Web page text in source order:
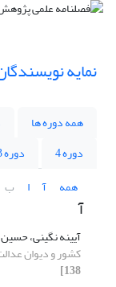
نمایه
همه دوره ها
دوره 4
دوره 3
همه
آ ا ب
آ
آیینه نگینی، حسین
کشور و دیوان
138]